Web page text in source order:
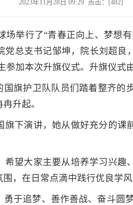
2023年11月28日 09:29 点击：[482]
举行了“青春正向上、梦想
总支书记邹坤，院长刘超良
加本次升旗仪式。升旗仪式
旗护卫队队员们踏着整齐的
升起。
旗下演讲，她从做好充分的
望大家主要从培养学习兴趣
，在日常点滴中践行优良学风
于追梦、善作善战、奋斗圆